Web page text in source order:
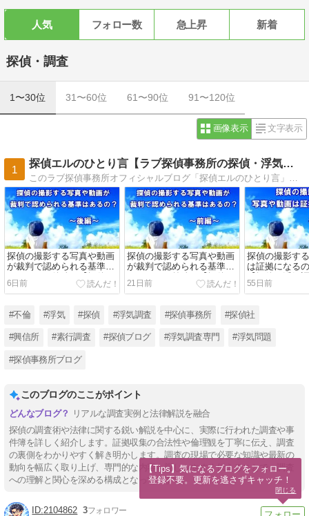
人気 フォロー数 急上昇 新着
探偵・調査
1〜30位 31〜60位 61〜90位 91〜120位
画像表示 文字表示
1
探偵エルのひとり言【ラブ探偵事務所の探偵・浮気調査ブログ】
探偵の撮影する写真や動画
が裁判で認められる基準は
あるの？～後編～【探偵・
浮気調査ブログ】
6日前
探偵の撮影する写真や動画
が裁判で認められる基準は
あるの？～前編～【探偵・
浮気調査ブログ】
21日前
探偵の撮影す
は証拠になる
【探偵・浮気
55日前
#不倫 #浮気 #探偵 #浮気調査 #探偵事務所 #探偵社
#興信所 #素行調査 #探偵ブログ #浮気調査専門 #浮気問題
#探偵事務所ブログ
このブログのここがポイント
リアルな調査実例と法律解説を融合
探偵の調査術や法律に関する鋭い解説を中心に、実際に行われた調査や事
件簿を詳しく紹介します。証拠収集の合法性や倫理観を丁寧に伝え、調査
の裏側をわかりやすく解き明かします。調査の現場で必要な知識や最新の
動向を幅広く取り上げ、専門的な内容も親しみやすく伝えることで、調査
への理解と関心を深める構成となっています。
2104862 3
【Tips】気になるブログをフォロー。
登録不要。更新を逃さずキャッチ！
閉じる